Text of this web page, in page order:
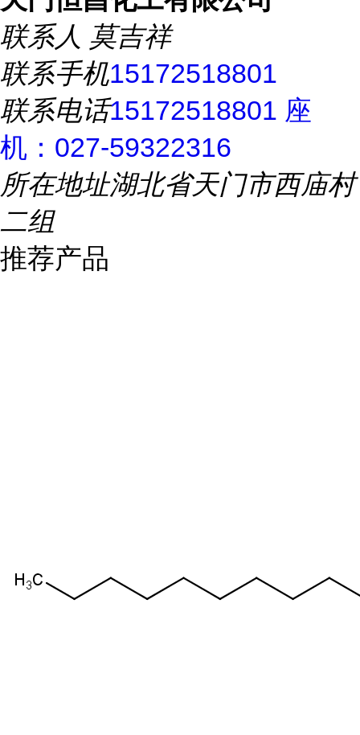
联系人 莫吉祥
联系手机15172518801
联系电话15172518801 座
机：027-59322316
所在地址湖北省天门市西庙村
二组
推荐产品